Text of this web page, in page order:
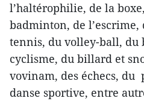
l’haltérophilie, de la
badminton, de
tennis, du volley-ball, du
cyclisme, du billard et
vovinam, des échecs, du
danse sportive, entre